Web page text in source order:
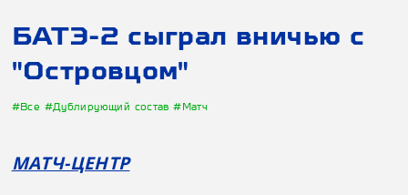
БАТЭ-2 сыграл вничью с
"Островцом"
#Все #Дублирующий состав#Матч
МАТЧ-ЦЕНТР